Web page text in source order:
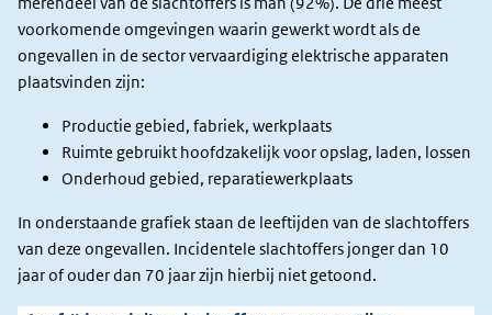
voorkomende omgevingen waarin gewerkt wordt als de
ongevallen in de sector vervaardiging elektrische apparaten
plaatsvinden zijn:
Productie gebied, fabriek, werkplaats
Ruimte gebruikt hoofdzakelijk voor opslag, laden, lossen
Onderhoud gebied, reparatiewerkplaats
In onderstaande grafiek staan de leeftijden van de slachtoffers
van deze ongevallen. Incidentele slachtoffers jonger dan 10
jaar of ouder dan 70 jaar zijn hierbij niet getoond.